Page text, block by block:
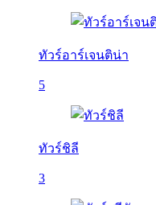
ทัวร์อาร์เจนติน่า
5
ทัวร์ชิลี
3